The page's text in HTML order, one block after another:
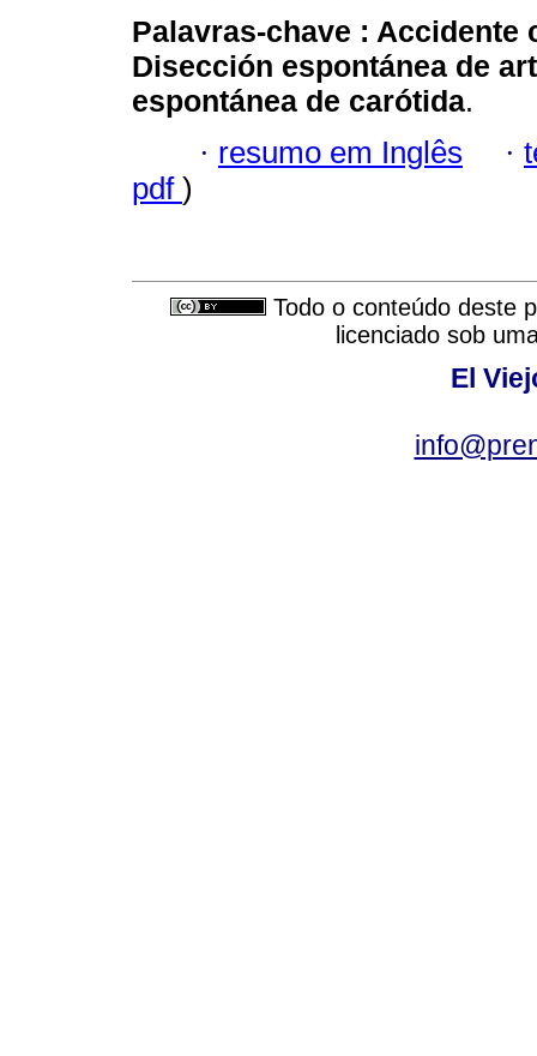
Palavras-chave : Accidente
Disección espontánea de
espontánea de carótida.
· resumo em Inglês ·
pdf )
Todo o conteúdo deste
licenciado sob
El